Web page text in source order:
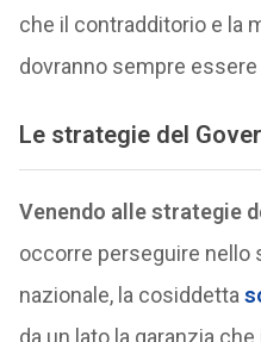
che il contradditorio e la
dovranno sempre essere
Le strategie del
Venendo alle strategie
occorre perseguire nello
nazionale, la cosiddetta
da un lato la garanzia